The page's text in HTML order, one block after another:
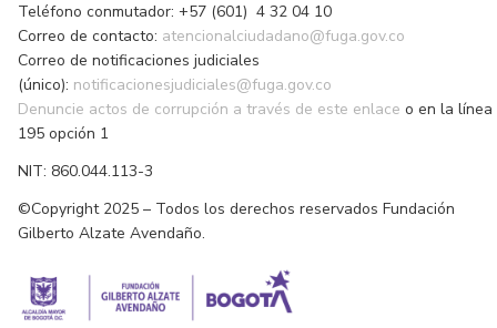
Teléfono conmutador: +57 (601) 4 32 04 10
Correo de contacto: atencionalciudadano@fuga.gov.co
Correo de notificaciones judiciales
(único): notificacionesjudiciales@fuga.gov.co
Denuncie actos de corrupción a través de este enlace o en la línea
195 opción 1
NIT: 860.044.113-3
©Copyright 2025 – Todos los derechos reservados Fundación
Gilberto Alzate Avendaño.